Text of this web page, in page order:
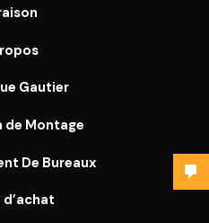
Gautier
Montage
De Bureaux
d’achat